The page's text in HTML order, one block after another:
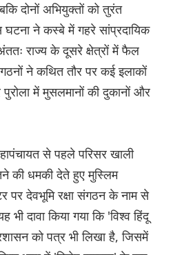
दोनों अभियुक्तों को तुरंत
घटना ने कस्बे में गहरे सांप्रदायिक
राज्य के दूसरे क्षेत्रों में फैल
ने कथित तौर पर कई इलाकों
पुरोला में मुसलमानों की दुकानों और
से पहले परिसर खाली
की धमकी देते हुए मुस्लिम
पर देवभूमि रक्षा संगठन के नाम से
भी दावा किया गया कि 'विश्व हिंदू
को पत्र भी लिखा है, जिसमें